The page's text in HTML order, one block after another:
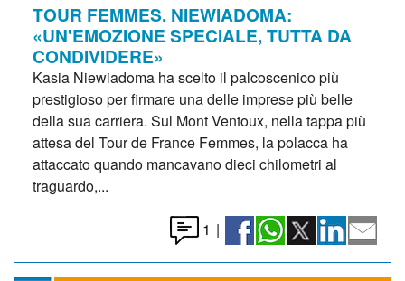
TOUR FEMMES. NIEWIADOMA:
«UN'EMOZIONE SPECIALE, TUTTA DA
CONDIVIDERE»
Kasia Niewiadoma ha scelto il palcoscenico più
prestigioso per firmare una delle imprese più belle
della sua carriera. Sul Mont Ventoux, nella tappa più
attesa del Tour de France Femmes, la polacca ha
attaccato quando mancavano dieci chilometri al
traguardo,...
1 |